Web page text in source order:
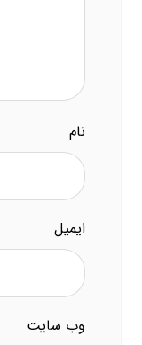
نام
ایمیل
وب‌ سایت